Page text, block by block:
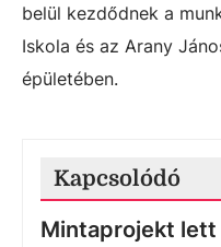
belül kezdődnek a
Iskola és az Arany
épületében.
Kapcsolódó
Mintaprojekt lett